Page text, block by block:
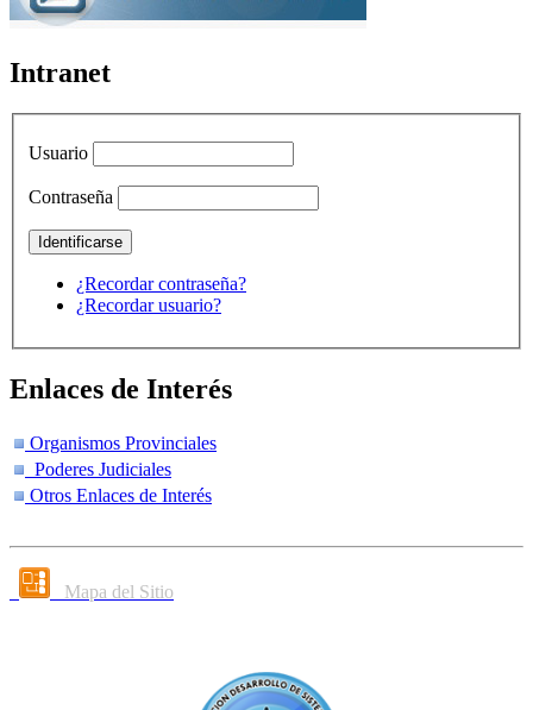
Intranet
Usuario
Contraseña
¿Recordar contraseña?
¿Recordar usuario?
Enlaces de Interés
Organismos Provinciales
Poderes Judiciales
Otros Enlaces de Interés
Mapa del Sitio